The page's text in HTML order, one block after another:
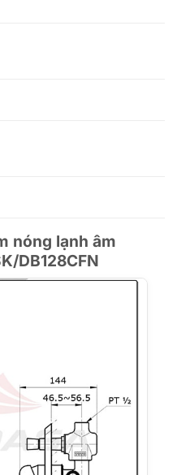
nóng lạnh âm
DB128CFN